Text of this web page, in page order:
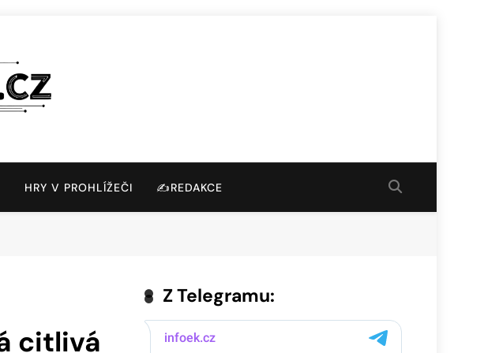
HRY V PROHLÍŽEČI ✍️REDAKCE
citlivá
Z Telegramu: